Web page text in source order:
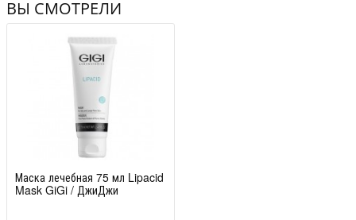
ВЫ СМОТРЕЛИ
Маска лечебная 75 мл Lipacid
Mask GiGi / ДжиДжи